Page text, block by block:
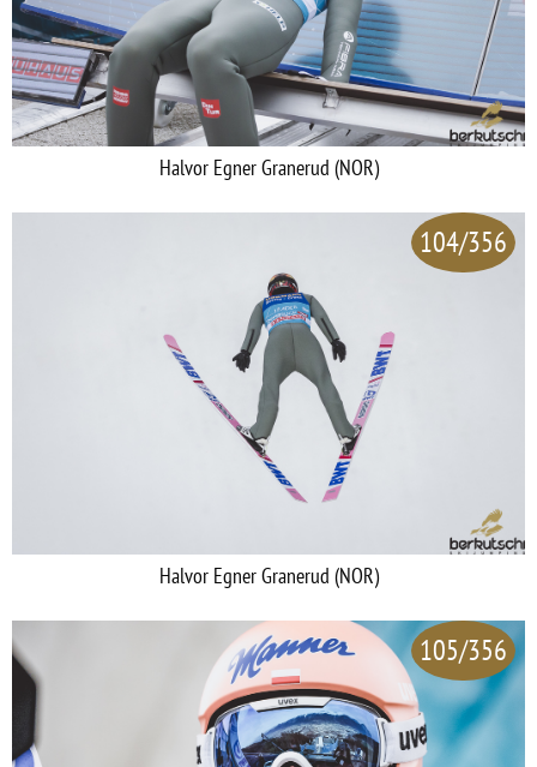
Halvor Egner Granerud (NOR)
104/356
Halvor Egner Granerud (NOR)
105/356